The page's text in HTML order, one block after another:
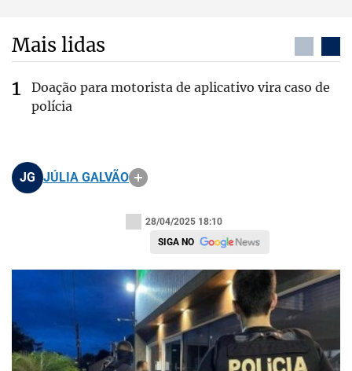
Mais lidas
Doação para motorista de aplicativo vira caso de
polícia
JG JÚLIA GALVÃO
28/04/2025 18:10
SIGA NO